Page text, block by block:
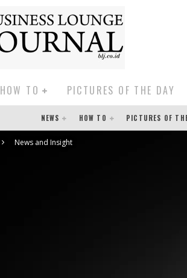
HOW TO PICTURES OF THE DAY
NEWS HOW TO PICTURES OF
News and Insight